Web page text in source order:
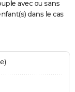
avec ou sans
dans le cas